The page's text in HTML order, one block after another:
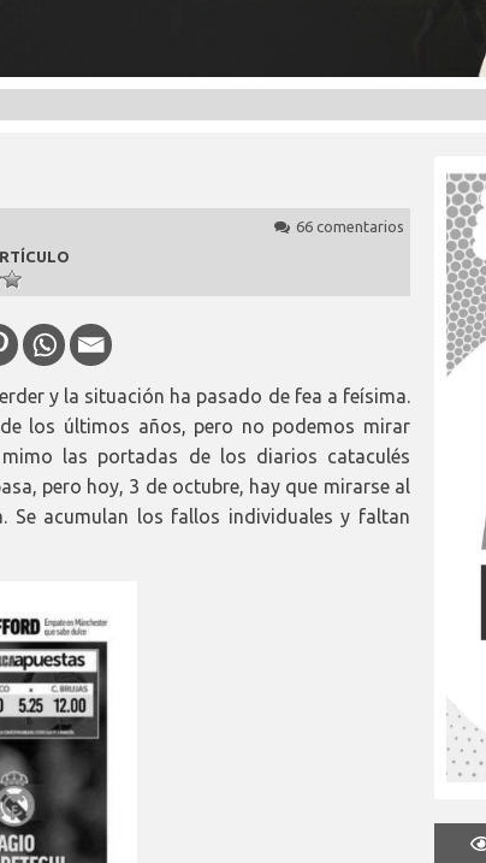
66 comentarios
y la situación ha pasado de fea a feísima.
los últimos años, pero no podemos mirar
las portadas de los diarios cataculés
pero hoy, 3 de octubre, hay que mirarse al
Se acumulan los fallos individuales y faltan